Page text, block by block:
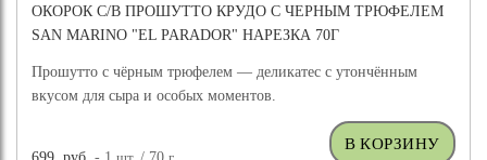
ОКОРОК С/В ПРОШУТТО КРУДО С ЧЕРНЫМ ТРЮФЕЛЕМ
SAN MARINO "EL PARADOR" НАРЕЗКА 70Г
Прошутто с чёрным трюфелем — деликатес с утончённым
вкусом для сыра и особых моментов.